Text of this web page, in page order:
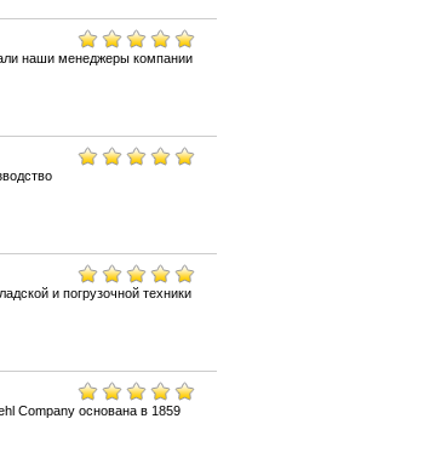
наши менеджеры компании
и погрузочной техники
Company основана в 1859